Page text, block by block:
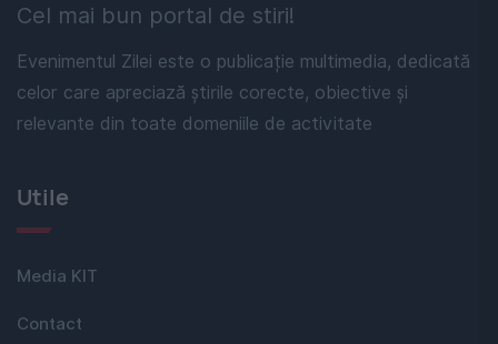
Cel mai bun portal de stiri!
Evenimentul Zilei este o publicație multimedia, dedicată
celor care apreciază știrile corecte, obiective și
relevante din toate domeniile de activitate
Utile
Media KIT
Contact